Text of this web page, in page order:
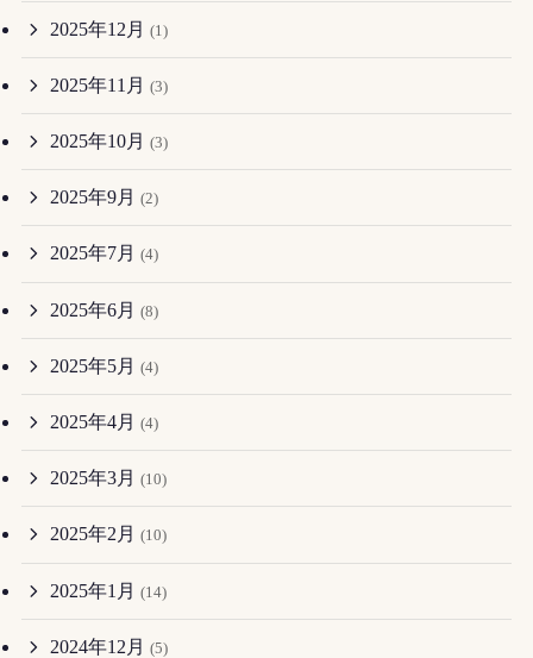
2025年12月 (1)
2025年11月 (3)
2025年10月 (3)
2025年9月 (2)
2025年7月 (4)
2025年6月 (8)
2025年5月 (4)
2025年4月 (4)
2025年3月 (10)
2025年2月 (10)
2025年1月 (14)
2024年12月 (5)